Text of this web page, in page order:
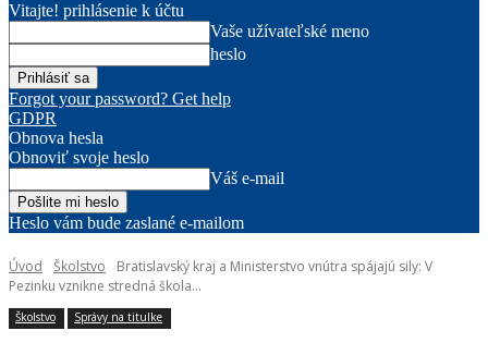
Vitajte! prihlásenie k účtu
Vaše užívateľské meno
heslo
Forgot your password? Get help
GDPR
Obnova hesla
Obnoviť svoje heslo
Váš e-mail
Heslo vám bude zaslané e-mailom
Úvod Školstvo
Bratislavský kraj a Ministerstvo vnútra spájajú sily: V
Pezinku vznikne stredná škola...
Školstvo Správy na titulke